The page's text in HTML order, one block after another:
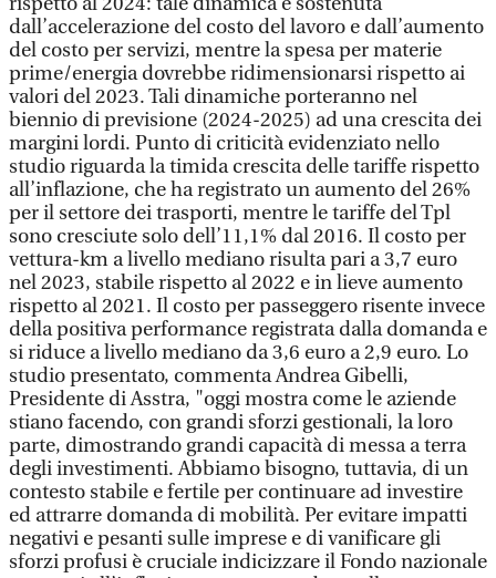
dall’accelerazione del costo del lavoro e dall’aumento
del costo per servizi, mentre la spesa per materie
prime/energia dovrebbe ridimensionarsi rispetto ai
valori del 2023. Tali dinamiche porteranno nel
biennio di previsione (2024-2025) ad una crescita dei
margini lordi. Punto di criticità evidenziato nello
studio riguarda la timida crescita delle tariffe rispetto
all’inflazione, che ha registrato un aumento del 26%
per il settore dei trasporti, mentre le tariffe del Tpl
sono cresciute solo dell’11,1% dal 2016. Il costo per
vettura-km a livello mediano risulta pari a 3,7 euro
nel 2023, stabile rispetto al 2022 e in lieve aumento
rispetto al 2021. Il costo per passeggero risente invece
della positiva performance registrata dalla domanda e
si riduce a livello mediano da 3,6 euro a 2,9 euro. Lo
studio presentato, commenta Andrea Gibelli,
Presidente di Asstra, "oggi mostra come le aziende
stiano facendo, con grandi sforzi gestionali, la loro
parte, dimostrando grandi capacità di messa a terra
degli investimenti. Abbiamo bisogno, tuttavia, di un
contesto stabile e fertile per continuare ad investire
ed attrarre domanda di mobilità. Per evitare impatti
negativi e pesanti sulle imprese e di vanificare gli
sforzi profusi è cruciale indicizzare il Fondo nazionale